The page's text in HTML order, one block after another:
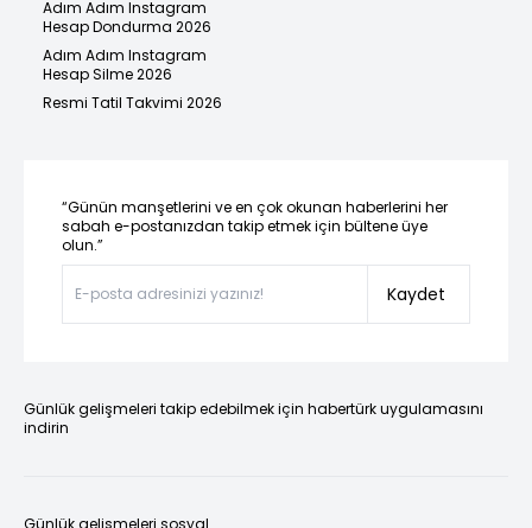
Adım Adım Instagram
Hesap Dondurma 2026
Adım Adım Instagram
Hesap Silme 2026
Resmi Tatil Takvimi 2026
“Günün manşetlerini ve en çok okunan haberlerini her
sabah e-postanızdan takip etmek için bültene üye
olun.”
Kaydet
Günlük gelişmeleri takip edebilmek için habertürk uygulamasını
indirin
Günlük gelişmeleri sosyal